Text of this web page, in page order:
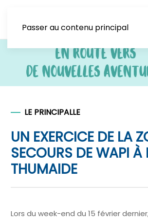
Passer au contenu principal
LE PRINCIPALLE
UN EXERCICE DE LA
SECOURS DE WAPI À
THUMAIDE
Lors du week-end du 15 février